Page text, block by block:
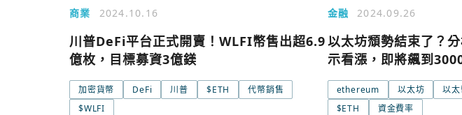
商業 2024.10.16
川普DeFi平台正式開賣！WLFI幣售出超6.9
億枚，目標募資3億鎂
加密貨幣 DeFi 川普 $ETH
代幣銷售
$WLFI
金融 2024.09.26
以太坊頹勢結束了？
示看漲，即將飆到
ethereum 以太坊 以
$ETH
資金費率
今日熱門
追蹤加密城市